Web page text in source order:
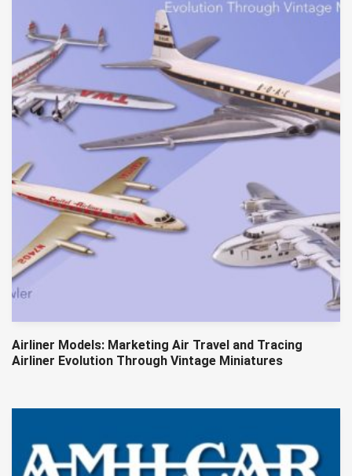
Airliner Models: Marketing Air Travel and Tracing
Airliner Evolution Through Vintage Miniatures